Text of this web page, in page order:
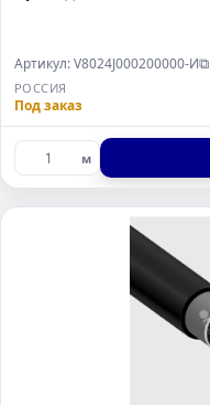
Артикул: V8024J000200000-И⧉
РОССИЯ
Под заказ
м